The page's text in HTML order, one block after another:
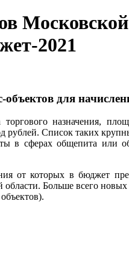
2021
для
торгового назначения,
Список таких
в сферах общепита или
от которых в бюджет
Больше всего